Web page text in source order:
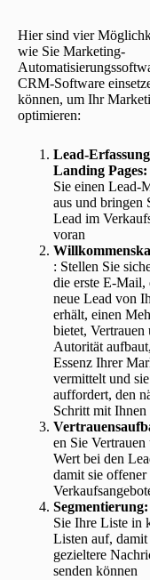
Hier sind vier
wie Sie Marketing-
CRM-Software
können, um Ihr
optimieren:
Lead-
Landing Pages:
Sie einen Lead-
aus und bringen
Lead im
voran
: Stellen Sie
die erste E-Mail,
neue Lead von
erhält, einen
bietet, Vertrauen
Autorität
Essenz Ihrer
vermittelt und
auffordert, den
Schritt mit Ihnen
en Sie Vertrauen
Wert bei den
damit sie
Segmentierung:
Sie Ihre Liste in
Listen auf, damit
gezieltere
senden können